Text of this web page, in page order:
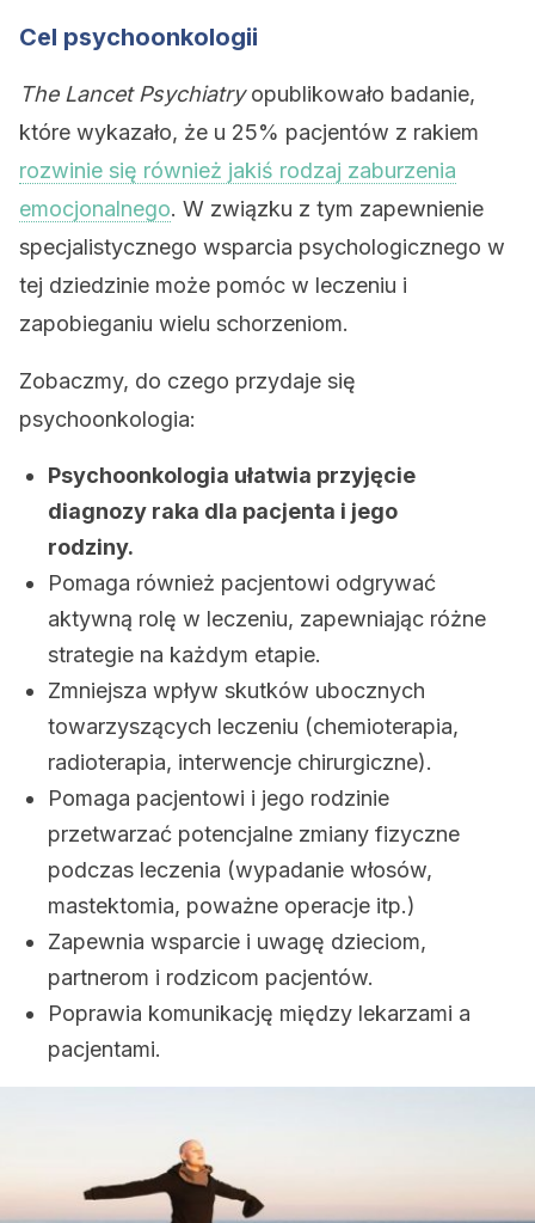
Cel psychoonkologii
The Lancet Psychiatryopublikowało badanie,
które wykazało, że u 25% pacjentów z rakiem
rozwinie się również jakiś rodzaj zaburzenia
emocjonalnego. W związku z tym zapewnienie
specjalistycznego wsparcia psychologicznego w
tej dziedzinie może pomóc w leczeniu i
zapobieganiu wielu schorzeniom.
Zobaczmy, do czego przydaje się
psychoonkologia:
Psychoonkologia ułatwia przyjęcie
diagnozy raka dla pacjenta i jego
rodziny.
Pomaga również pacjentowi odgrywać
aktywną rolę w leczeniu, zapewniając różne
strategie na każdym etapie.
Zmniejsza wpływ skutków ubocznych
towarzyszących leczeniu (chemioterapia,
radioterapia, interwencje chirurgiczne).
Pomaga pacjentowi i jego rodzinie
przetwarzać potencjalne zmiany fizyczne
podczas leczenia (wypadanie włosów,
mastektomia, poważne operacje itp.)
Zapewnia wsparcie i uwagę dzieciom,
partnerom i rodzicom pacjentów.
Poprawia komunikację między lekarzami a
pacjentami.